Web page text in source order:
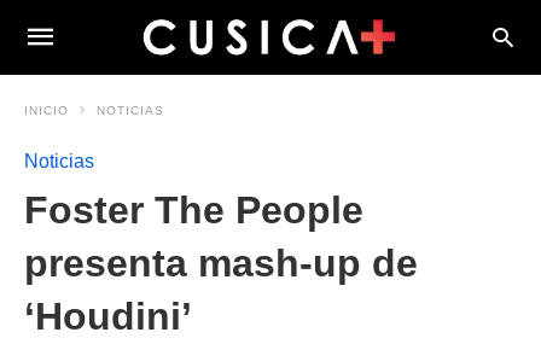
INICIO NOTICIAS
Noticias
Foster The People
presenta mash-up de
‘Houdini’